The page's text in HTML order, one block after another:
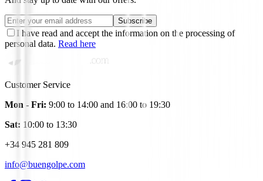
Subscribe
I have read and accept the information on the processing of
personal data. Read here
Customer Service
Mon - Fri: 9:00 to 14:00 and 16:00 to 19:30
Sat: 10:00 to 13:30
+34 945 281 809
info@buengolpe.com